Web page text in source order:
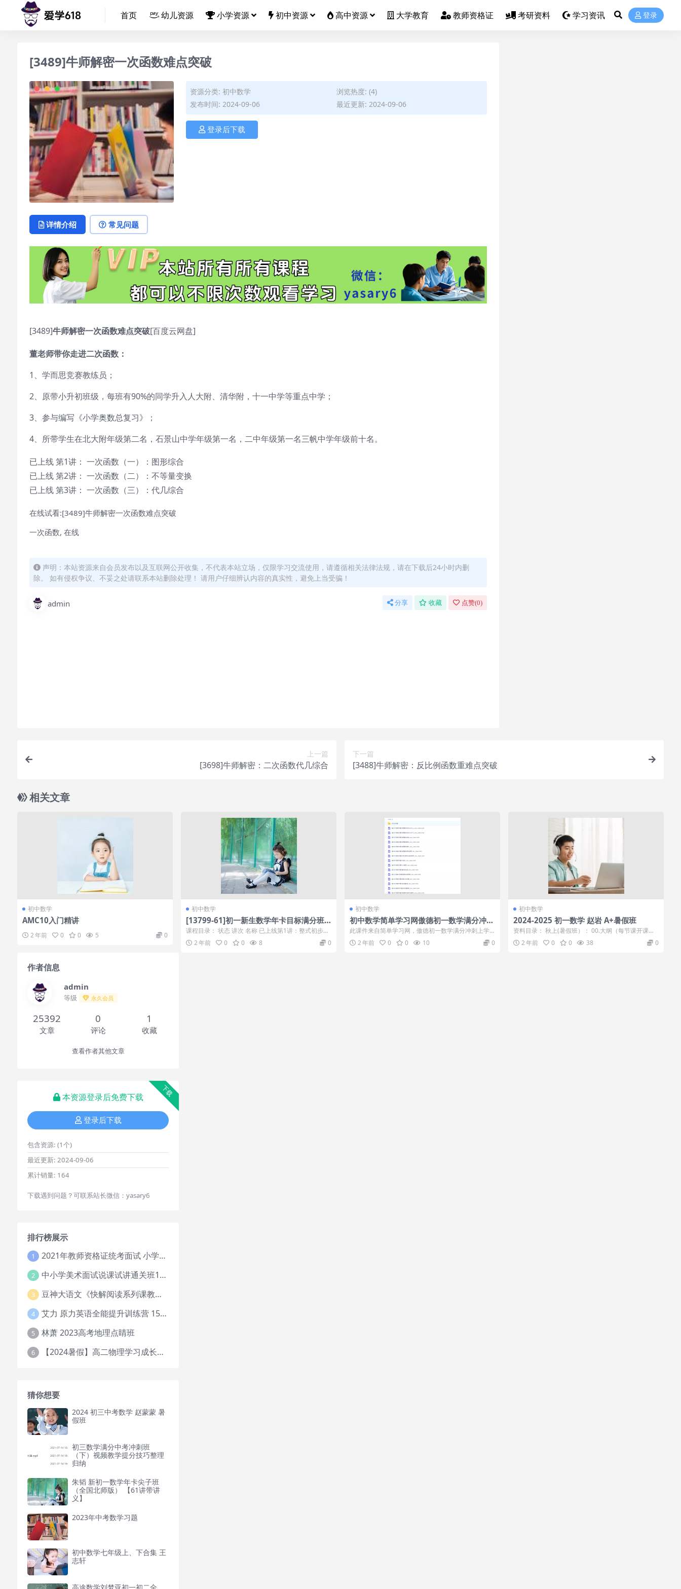
首页 幼儿资源 小学资源 初中资源 高中资源 大学教育 教师资格证 考研资料 学习资讯 登录
[3489]牛师解密一次函数难点突破
资源分类: 初中数学
浏览热度: (4)
发布时间: 2024-09-06
最近更新: 2024-09-06
登录后下载
详情介绍 常见问题
[3489]牛师解密一次函数难点突破[百度云网盘]
董老师带你走进二次函数：
1、学而思竞赛教练员；
2、原带小升初班级，每班有90%的同学升入人大附、清华附，十一中学等重点中学；
3、参与编写《小学奥数总复习》；
4、所带学生在北大附年级第二名，石景山中学年级第一名，二中年级第一名三帆中学年级前十名。
已上线 第1讲： 一次函数（一）：图形综合
已上线 第2讲： 一次函数（二）：不等量变换
已上线 第3讲： 一次函数（三）：代几综合
在线试看:[3489]牛师解密一次函数难点突破
一次函数, 在线
声明：本站资源来自会员发布以及互联网公开收集，不代表本站立场，仅限学习交流使用，请遵循相关法律法规，请在下载后24小时内删
除。 如有侵权争议、不妥之处请联系本站删除处理！ 请用户仔细辨认内容的真实性，避免上当受骗！
admin 分享 收藏 点赞(0)
上一篇
[3698]牛师解密：二次函数代几综合
下一篇
[3488]牛师解密：反比例函数重难点突破
相关文章
初中数学
AMC10入门精讲
2 年前 0 0 5 0
初中数学
[13799-61]初一新生数学年卡目标满分班
（沪教版）[朱韬]=13362
课程目录： 状态 讲次 名称 已上线第1讲：整式初步
（一） 已上线第2讲：整式初...
2 年前 0 0 8 0
初中数学
初中数学简单学习网傲德初一数学满分冲刺
上学期课程
此课件来自简单学习网，傲德初一数学满分冲刺上学
期课程。此课件主要知识点包括：有理...
2 年前 0 0 10 0
初中数学
2024-2025 初一数学 赵岩 A+暑假班
资料目录： 秋上(暑假班）： 00.大纲（每节课开课时
间查询）.pdf 01.有...
2 年前 0 0 38 0
作者信息
admin
等级 永久会员
25392
文章
0
评论
1
收藏
查看作者其他文章
下载
本资源登录后免费下载
登录后下载
包含资源: (1个)
最近更新: 2024-09-06
累计销量: 164
下载遇到问题？可联系站长微信：yasary6
排行榜展示
1 2021年教师资格证统考面试 小学教资资料试讲+答辩
2 中小学美术面试说课试讲通关班14讲（辅助资料第一套）
3 豆神大语文《快解阅读系列课教程完整》
4 艾力 原力英语全能提升训练营 151G网课大合集
5 林萧 2023高考地理点睛班
6 【2024暑假】高二物理学习成长与规划系统1期
猜你想要
2024 初三中考数学 赵蒙蒙 暑
假班
初三数学满分中考冲刺班
（下）视频教学提分技巧整理
归纳
朱韬 新初一数学年卡尖子班
（全国北师版） 【61讲带讲
义】
2023年中考数学习题
初中数学七年级上、下合集 王
志轩